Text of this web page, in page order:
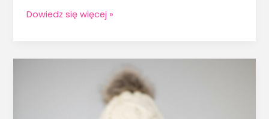
Dowiedz się więcej »